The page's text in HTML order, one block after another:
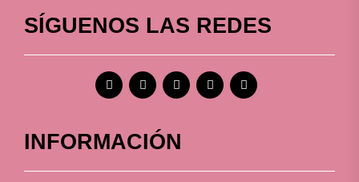
SÍGUENOS LAS REDES
INFORMACIÓN